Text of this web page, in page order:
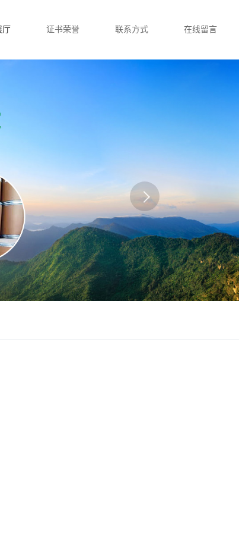
厅 证书荣誉 联系方式 在线留言